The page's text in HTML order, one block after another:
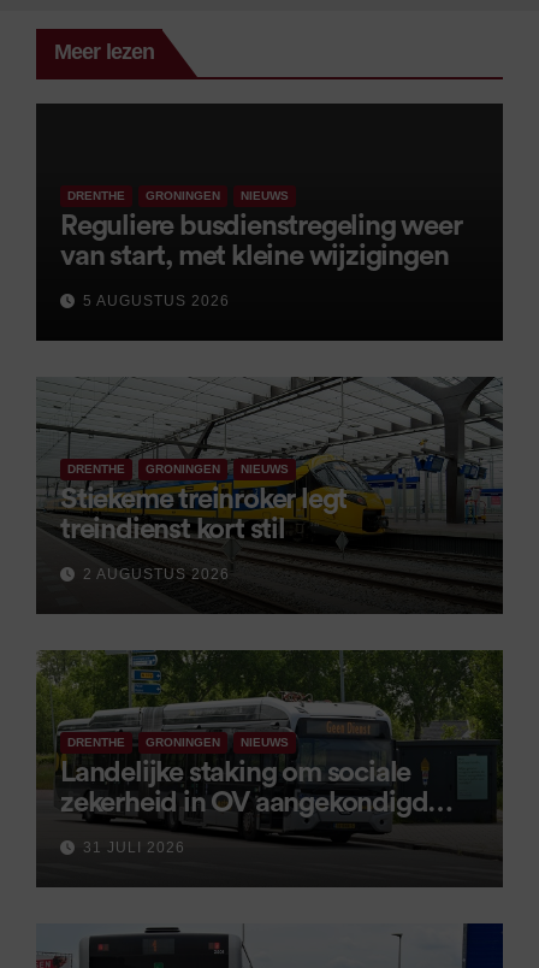
Meer lezen
DRENTHE GRONINGEN NIEUWS
Reguliere busdienstregeling weer
van start, met kleine wijzigingen
5 AUGUSTUS 2026
DRENTHE GRONINGEN NIEUWS
Stiekeme treinroker legt
treindienst kort stil
2 AUGUSTUS 2026
DRENTHE GRONINGEN NIEUWS
Landelijke staking om sociale
zekerheid in OV aangekondigd
voor 9 september
31 JULI 2026